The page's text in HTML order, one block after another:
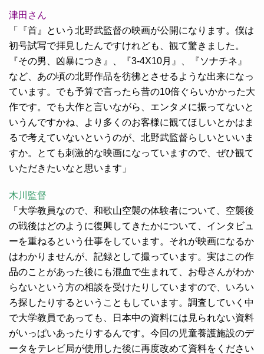
津田さん
「『首』という北野武監督の映画が公開になります。僕は
初号試写で拝見したんですけれども、観て驚きました。
『その男、凶暴につき』、『3-4X10月』、『ソナチネ』
など、あの頃の北野作品を彷彿とさせるような出来になっ
ています。でも予算で言ったら昔の10倍ぐらいかかった大
作です。でも大作と言いながら、エンタメに振ってないと
いうんですかね、より多くのお客様に観てほしいとかはま
るで考えていないというのが、北野武監督らしいといいま
すか。とても刺激的な映画になっていますので、ぜひ観て
いただきたいなと思います」
木川監督
「大学教員なので、和歌山空襲の体験者について、空襲後
の戦後はどのように復興してきたかについて、インタビュ
ーを重ねるという仕事をしています。それが映画になるか
はわかりませんが、記録として撮っています。実はこの作
品のことがあった後にも混血で生まれて、お母さんがわか
らないという方の相談を受けたりしていますので、いろい
ろ探したりするということもしています。調査していく中
で大学教員であっても、日本中の資料には見られない資料
がいっぱいあったりするんです。今回の児童養護施設のデ
ータをテレビ局が使用した後に再度改めて資料をください